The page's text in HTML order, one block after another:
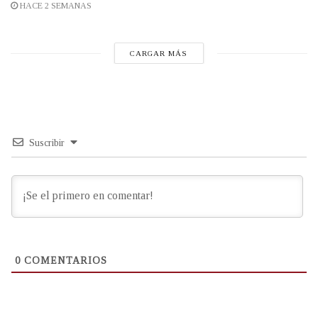
HACE 2 SEMANAS
CARGAR MÁS
Suscribir
0 COMENTARIOS